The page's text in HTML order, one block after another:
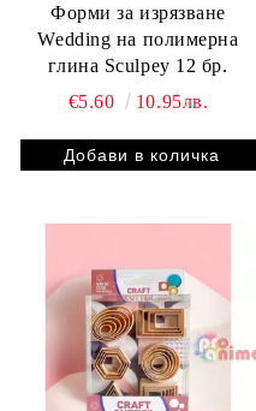
Форми за изрязване
Wedding на полимерна
глина Sculpey 12 бр.
€5.60
10.95лв.